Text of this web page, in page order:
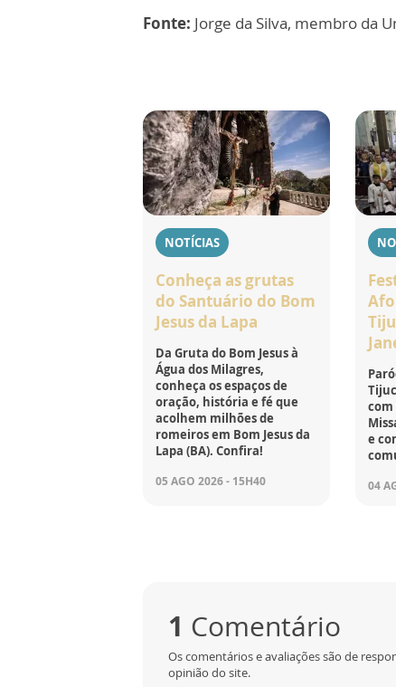
Fonte: Jorge da Silva, membro da
NOTÍCIAS
Conheça as grutas
do Santuário do Bom
Jesus da Lapa
Da Gruta do Bom Jesus à
Água dos Milagres,
conheça os espaços de
oração, história e fé que
acolhem milhões de
romeiros em Bom Jesus da
Lapa (BA). Confira!
05 AGO 2026 - 15H40
com
e
04
1 Comentário
Os comentários e avaliações são de
opinião do site.